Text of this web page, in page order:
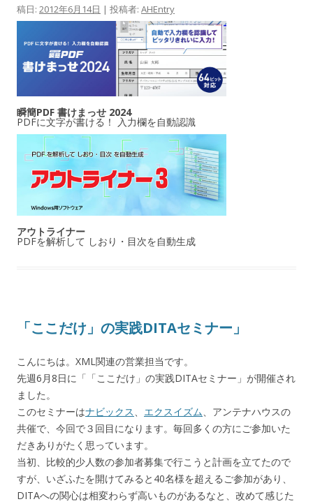
稿日: 2012年6月14日 | 投稿者: AHEntry
瞬簡PDF 書けまっせ 2024
PDFに文字が書ける！ 入力欄を自動認識
アウトライナー
PDFを解析して しおり・目次を自動生成
「ここだけ」の実践DITAセミナー」
こんにちは。XML関連の営業担当です。
先週6月8日に「「ここだけ」の実践DITAセミナー」が開催され
ました。
このセミナーはナビックス、 エクスイズム、アンテナハウスの
共催で、今回で３回目になります。毎回多くの方にご参加いた
だきありがたく思っています。
当初、比較的少人数の参加者募集で行こうと計画を立てたので
すが、いざふたを開けてみると40名様を超えるご参加があり、
DITAへの関心は相変わらず高いものがあるなと、改めて感じた